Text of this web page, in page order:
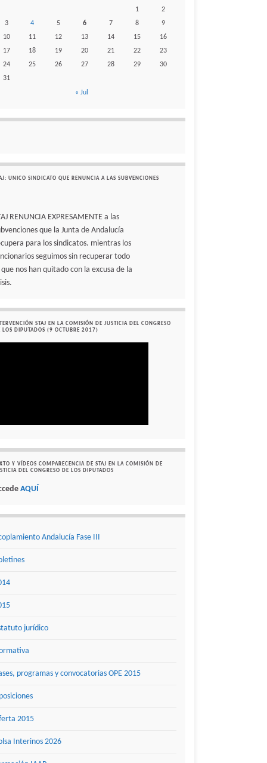
1
2
3
4 5 6 7 8
9
10
11 12 13 14 15
16
17
18 19 20 21 22
23
24
25 26 27 28 29
30
31
« Jul
UNICO SINDICATO QUE RENUNCIA A LAS SUBVENCIONES
RENUNCIA EXPRESAMENTE a las
que la Junta de Andalucía
para los sindicatos. mientras los
seguimos sin recuperar todo
que nos han quitado con la excusa de la
STAJ EN LA COMISIÓN DE JUSTICIA DEL CONGRESO
LOS DIPUTADOS (9 OCTUBRE 2017)
Y VÍDEOS COMPARECENCIA DE STAJ EN LA COMISIÓN DE
DEL CONGRESO DE LOS DIPUTADOS
AQUÍ
Andalucía Fase III
jurídico
programas y convocatorias OPE 2015
2015
Interinos 2026